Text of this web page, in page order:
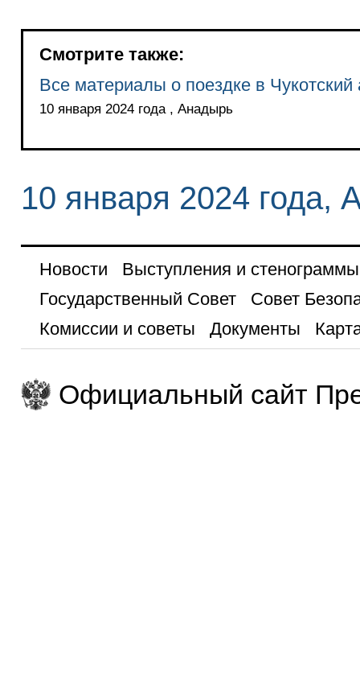
Смотрите также:
Все материалы о поездке в Чукотский
10 января 2024 года , Анадырь
10 января 2024 года,
Новости
Выступления и стенограммы
Государственный Совет
Совет
Комиссии и советы
Документы
Официальный сайт